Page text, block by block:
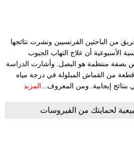
من الباحثين الفرنسيين ونشرت نتائجها
الأسبوعية أن علاج التهاب الجيوب
بصفة منتظمة هو البصل. وأشارت الدراسة
من القماش المبلولة في درجة مياه
بنتائج إيجابية. ومن المعروف... المزيد